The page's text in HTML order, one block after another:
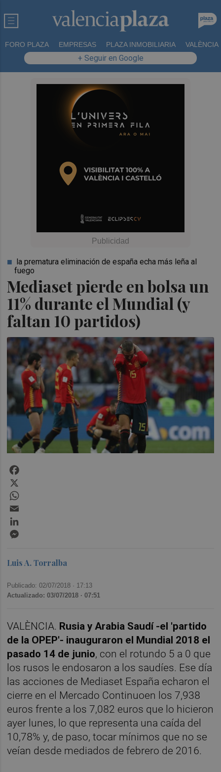
FORO PLAZA EMPRESAS PLAZA INMOBILIARIA VALÈNCIA
+ Seguir en Google
Mediaset pierde en bolsa un
11% durante el Mundial (y
faltan 10 partidos)
la prematura eliminación de españa echa más leña al
fuego
Luis A. Torralba
Publicado: 02/07/2018 · 17:13
Actualizado: 03/07/2018 · 07:51
VALÈNCIA. Rusia y Arabia Saudí -el 'partido
de la OPEP'- inauguraron el Mundial 2018 el
pasado 14 de junio, con el rotundo 5 a 0 que
los rusos le endosaron a los saudíes. Ese día
las acciones de Mediaset España echaron el
cierre en el Mercado Continuoen los 7,938
euros frente a los 7,082 euros que lo hicieron
ayer lunes, lo que representa una caída del
10,78% y, de paso, tocar mínimos que no se
veían desde mediados de febrero de 2016.